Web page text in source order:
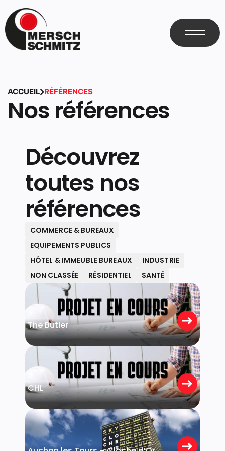
ACCUEIL RÉFÉRENCES
Nos références
Découvrez
toutes nos
références
COMMERCE & BUREAUX
EQUIPEMENTS PUBLICS
HÔTEL & IMMEUBLE BUREAUX
INDUSTRIE
NON CLASSÉE
RÉSIDENTIEL SANTÉ
Bertrange
The Butler
Strassen
CHL
Luxembourg